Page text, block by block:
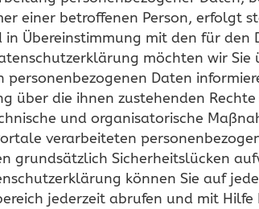
einer betroffenen Person, erfolgt
Übereinstimmung mit den für den
möchten wir
Daten
über die ihnen zustehenden
und organisatorische
verarbeiteten
Sicherheitslücken
können Sie auf
jederzeit abrufen und mit Hilfe